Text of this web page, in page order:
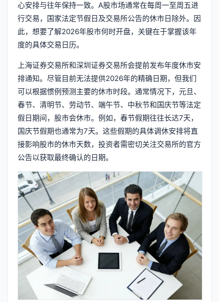
心安排与往年保持一致。A股市场通常在每周一至周五进
行交易，国家法定节假日及交易所公告的休市日除外。因
此，想要了解2026年股市何时开盘，关键在于掌握该年
度的具体交易日历。
上海证券交易所和深圳证券交易所会提前发布年度休市安
排通知。尽管目前无法提供2026年的精确日期，但我们
可以根据惯例预测主要的休市时段。通常情况下，元旦、
春节、清明节、劳动节、端午节、中秋节和国庆节等法定
假日期间，股市会休市。例如，春节假期往往长达7天，
国庆节假期也通常为7天。这些假期的具体调休安排将直
接影响股市的休市天数，投资者需密切关注交易所的官方
公告以获取最终确认的日期。